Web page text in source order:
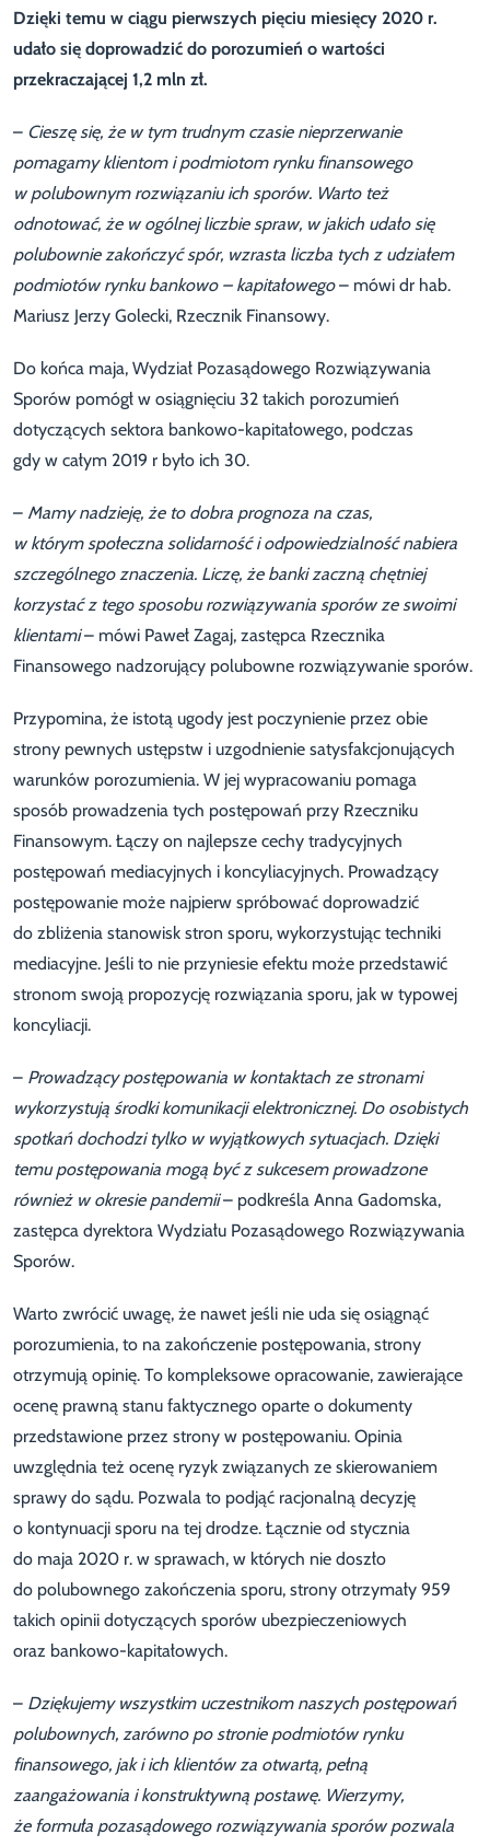
Dzięki temu w ciągu pierwszych pięciu miesięcy 2020 r.
udało się doprowadzić do porozumień o wartości
przekraczającej 1,2 mln zł.
– Cieszę się, że w tym trudnym czasie nieprzerwanie
pomagamy klientom i podmiotom rynku finansowego
w polubownym rozwiązaniu ich sporów. Warto też
odnotować, że w ogólnej liczbie spraw, w jakich udało się
polubownie zakończyć spór, wzrasta liczba tych z udziałem
podmiotów rynku bankowo – kapitałowego– mówi dr hab.
Mariusz Jerzy Golecki, Rzecznik Finansowy.
Do końca maja, Wydział Pozasądowego Rozwiązywania
Sporów pomógł w osiągnięciu 32 takich porozumień
dotyczących sektora bankowo-kapitałowego, podczas
gdy w całym 2019 r było ich 30.
– Mamy nadzieję, że to dobra prognoza na czas,
w którym społeczna solidarność i odpowiedzialność nabiera
szczególnego znaczenia. Liczę, że banki zaczną chętniej
korzystać z tego sposobu rozwiązywania sporów ze swoimi
klientami– mówi Paweł Zagaj, zastępca Rzecznika
Finansowego nadzorujący polubowne rozwiązywanie sporów.
Przypomina, że istotą ugody jest poczynienie przez obie
strony pewnych ustępstw i uzgodnienie satysfakcjonujących
warunków porozumienia. W jej wypracowaniu pomaga
sposób prowadzenia tych postępowań przy Rzeczniku
Finansowym. Łączy on najlepsze cechy tradycyjnych
postępowań mediacyjnych i koncyliacyjnych. Prowadzący
postępowanie może najpierw spróbować doprowadzić
do zbliżenia stanowisk stron sporu, wykorzystując techniki
mediacyjne. Jeśli to nie przyniesie efektu może przedstawić
stronom swoją propozycję rozwiązania sporu, jak w typowej
koncyliacji.
– Prowadzący postępowania w kontaktach ze stronami
wykorzystują środki komunikacji elektronicznej. Do osobistych
spotkań dochodzi tylko w wyjątkowych sytuacjach. Dzięki
temu postępowania mogą być z sukcesem prowadzone
również w okresie pandemii– podkreśla Anna Gadomska,
zastępca dyrektora Wydziału Pozasądowego Rozwiązywania
Sporów.
Warto zwrócić uwagę, że nawet jeśli nie uda się osiągnąć
porozumienia, to na zakończenie postępowania, strony
otrzymują opinię. To kompleksowe opracowanie, zawierające
ocenę prawną stanu faktycznego oparte o dokumenty
przedstawione przez strony w postępowaniu. Opinia
uwzględnia też ocenę ryzyk związanych ze skierowaniem
sprawy do sądu. Pozwala to podjąć racjonalną decyzję
o kontynuacji sporu na tej drodze. Łącznie od stycznia
do maja 2020 r. w sprawach, w których nie doszło
do polubownego zakończenia sporu, strony otrzymały 959
takich opinii dotyczących sporów ubezpieczeniowych
oraz bankowo-kapitałowych.
– Dziękujemy wszystkim uczestnikom naszych postępowań
polubownych, zarówno po stronie podmiotów rynku
finansowego, jak i ich klientów za otwartą, pełną
zaangażowania i konstruktywną postawę. Wierzymy,
że formuła pozasądowego rozwiązywania sporów pozwala